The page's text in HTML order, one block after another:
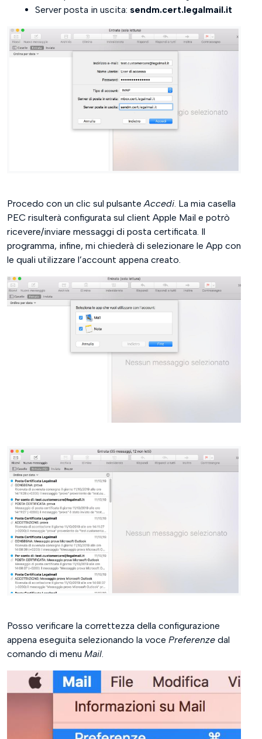
Server posta in uscita: sendm.cert.legalmail.it
Procedo con un clic sul pulsanteAccedi. La mia casella
PEC risulterà configurata sul client Apple Mail e potrò
ricevere/inviare messaggi di posta certificata. Il
programma, infine, mi chiederà di selezionare le App con
le quali utilizzare l’account appena creato.
Posso verificare la correttezza della configurazione
appena eseguita selezionando la voce Preferenze dal
comando di menu Mail.